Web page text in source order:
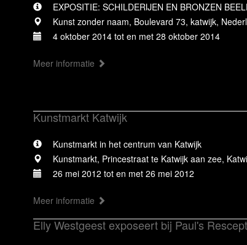
EXPOSITIE: SCHILDERIJEN EN BRONZEN
Kunst zonder naam, Boulevard 73, katwijk,
4 oktober 2014 tot en met 28 oktober 2014
Meer informatie
Kunstmarkt Katwijk
Kunstmarkt in het centrum van Katwijk
Kunstmarkt, Princestraat te Katwijk aan zee,
26 mei 2012 tot en met 26 mei 2012
Meer informatie
Elly Westgeest exposeert bij Paul's